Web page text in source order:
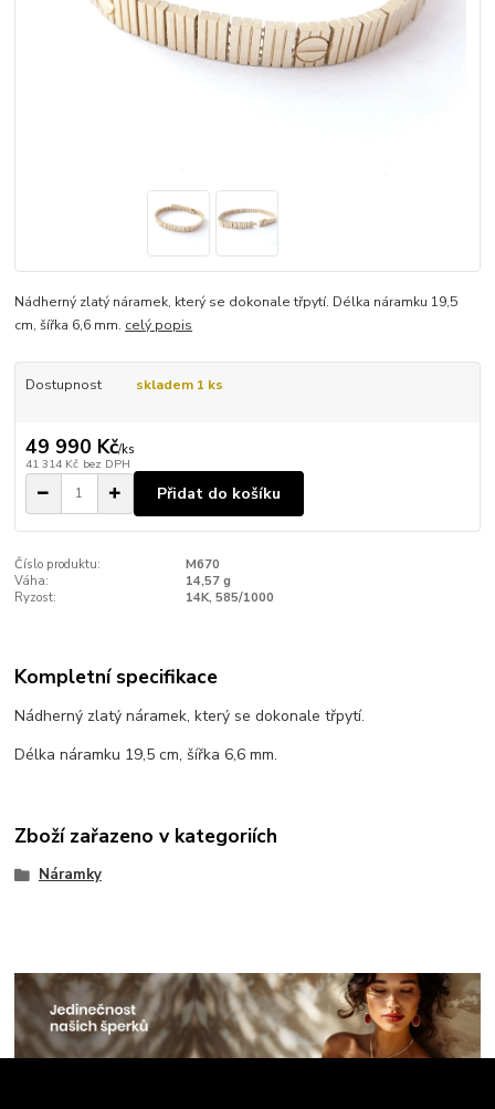
Nádherný zlatý náramek, který se dokonale třpytí. Délka náramku 19,5
cm, šířka 6,6 mm. celý popis
Dostupnost skladem 1 ks
49 990 Kč/ks
41 314 Kč bez DPH
Přidat do košíku
Číslo produktu:
M670
Váha:
14,57 g
Ryzost:
14K, 585/1000
Kompletní specifikace
Nádherný zlatý náramek, který se dokonale třpytí.
Délka náramku 19,5 cm, šířka 6,6 mm.
Zboží zařazeno v kategoriích
Náramky